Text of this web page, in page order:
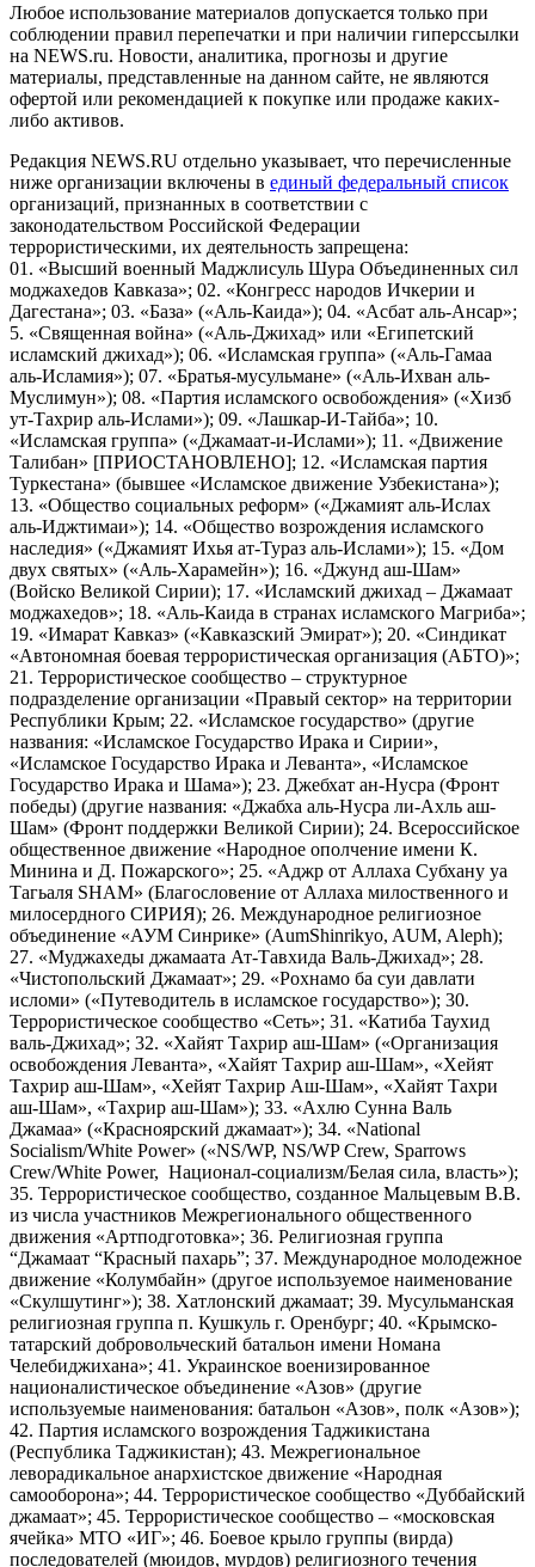
Любое использование материалов допускается только при
соблюдении правил перепечатки и при наличии гиперссылки
на NEWS.ru. Новости, аналитика, прогнозы и другие
материалы, представленные на данном сайте, не являются
офертой или рекомендацией к покупке или продаже каких-
либо активов.
Редакция NEWS.RU отдельно указывает, что перечисленные
ниже организации включены в единый федеральный список
организаций, признанных в соответствии с
законодательством Российской Федерации
террористическими, их деятельность запрещена:
01. «Высший военный Маджлисуль Шура Объединенных сил
моджахедов Кавказа»; 02. «Конгресс народов Ичкерии и
Дагестана»; 03. «База» («Аль-Каида»); 04. «Асбат аль-Ансар»;
5. «Священная война» («Аль-Джихад» или «Египетский
исламский джихад»); 06. «Исламская группа» («Аль-Гамаа
аль-Исламия»); 07. «Братья-мусульмане» («Аль-Ихван аль-
Муслимун»); 08. «Партия исламского освобождения» («Хизб
ут-Тахрир аль-Ислами»); 09. «Лашкар-И-Тайба»; 10.
«Исламская группа» («Джамаат-и-Ислами»); 11. «Движение
Талибан» [ПРИОСТАНОВЛЕНО]; 12. «Исламская партия
Туркестана» (бывшее «Исламское движение Узбекистана»);
13. «Общество социальных реформ» («Джамият аль-Ислах
аль-Иджтимаи»); 14. «Общество возрождения исламского
наследия» («Джамият Ихья ат-Тураз аль-Ислами»); 15. «Дом
двух святых» («Аль-Харамейн»); 16. «Джунд аш-Шам»
(Войско Великой Сирии); 17. «Исламский джихад – Джамаат
моджахедов»; 18. «Аль-Каида в странах исламского Магриба»;
19. «Имарат Кавказ» («Кавказский Эмират»); 20. «Синдикат
«Автономная боевая террористическая организация (АБТО)»;
21. Террористическое сообщество – структурное
подразделение организации «Правый сектор» на территории
Республики Крым; 22. «Исламское государство» (другие
названия: «Исламское Государство Ирака и Сирии»,
«Исламское Государство Ирака и Леванта», «Исламское
Государство Ирака и Шама»); 23. Джебхат ан-Нусра (Фронт
победы) (другие названия: «Джабха аль-Нусра ли-Ахль аш-
Шам» (Фронт поддержки Великой Сирии); 24. Всероссийское
общественное движение «Народное ополчение имени К.
Минина и Д. Пожарского»; 25. «Аджр от Аллаха Субхану уа
Тагьаля SHAM» (Благословение от Аллаха милоственного и
милосердного СИРИЯ); 26. Международное религиозное
объединение «АУМ Синрике» (AumShinrikyo, AUM, Aleph);
27. «Муджахеды джамаата Ат-Тавхида Валь-Джихад»; 28.
«Чистопольский Джамаат»; 29. «Рохнамо ба суи давлати
исломи» («Путеводитель в исламское государство»); 30.
Террористическое сообщество «Сеть»; 31. «Катиба Таухид
валь-Джихад»; 32. «Хайят Тахрир аш-Шам» («Организация
освобождения Леванта», «Хайят Тахрир аш-Шам», «Хейят
Тахрир аш-Шам», «Хейят Тахрир Аш-Шам», «Хайят Тахри
аш-Шам», «Тахрир аш-Шам»); 33. «Ахлю Сунна Валь
Джамаа» («Красноярский джамаат»); 34. «National
Socialism/White Power» («NS/WP, NS/WP Crew, Sparrows
Crew/White Power, Национал-социализм/Белая сила, власть»);
35. Террористическое сообщество, созданное Мальцевым В.В.
из числа участников Межрегионального общественного
движения «Артподготовка»; 36. Религиозная группа
“Джамаат “Красный пахарь”; 37. Международное молодежное
движение «Колумбайн» (другое используемое наименование
«Скулшутинг»); 38. Хатлонский джамаат; 39. Мусульманская
религиозная группа п. Кушкуль г. Оренбург; 40. «Крымско-
татарский добровольческий батальон имени Номана
Челебиджихана»; 41. Украинское военизированное
националистическое объединение «Азов» (другие
используемые наименования: батальон «Азов», полк «Азов»);
42. Партия исламского возрождения Таджикистана
(Республика Таджикистан); 43. Межрегиональное
леворадикальное анархистское движение «Народная
самооборона»; 44. Террористическое сообщество «Дуббайский
джамаат»; 45. Террористическое сообщество – «московская
ячейка» МТО «ИГ»; 46. Боевое крыло группы (вирда)
последователей (мюидов, мурдов) религиозного течения